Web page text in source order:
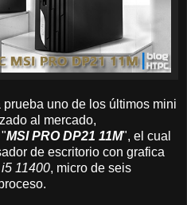
uno de los últimos mini
al mercado,
MSI PRO DP21 11M", el cual
de escritorio con grafica
11400, micro de seis